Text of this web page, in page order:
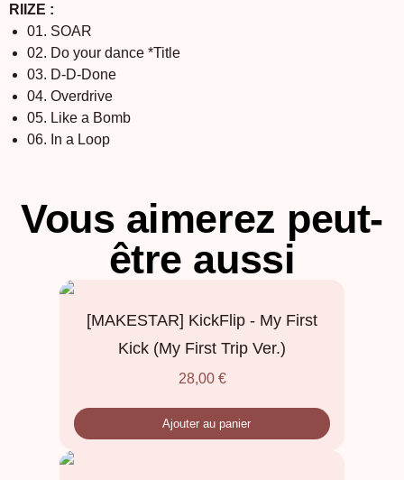
RIIZE :
01. SOAR
02. Do your dance *Title
03. D-D-Done
04. Overdrive
05. Like a Bomb
06. In a Loop
Vous aimerez peut-
être aussi
[MAKESTAR] KickFlip - My First
Kick (My First Trip Ver.)
28,00 €
Ajouter au panier